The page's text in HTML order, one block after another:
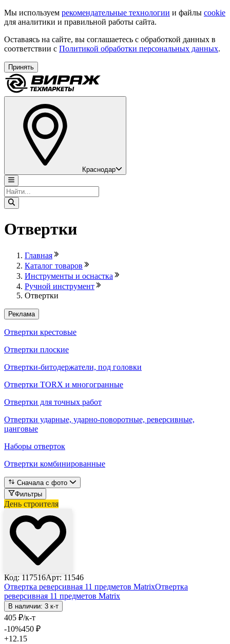
Мы используем рекомендательные технологии и файлы cookie
для аналитики и правильной работы сайта.
Оставаясь на сайте, вы соглашаетесь с обработкой данных в
соответствии с Политикой обработки персональных данных.
Принять
Краснодар
Отвертки
Главная
Каталог товаров
Инструменты и оснастка
Ручной инструмент
Отвертки
Реклама
Отвертки крестовые
Отвертки плоские
Отвертки-битодержатели, под головки
Отвертки TORX и многогранные
Отвертки для точных работ
Отвертки ударные, ударно-поворотные, реверсивные,
цанговые
Наборы отверток
Отвертки комбинированные
Сначала с фото
Фильтры
День строителя
Код: 117516Арт: 11546
Отвертка реверсивная 11 предметов MatrixОтвертка
реверсивная 11 предметов Matrix
В наличии: 3 к-т
405 ₽/к-т
-10%450 ₽
+12.15